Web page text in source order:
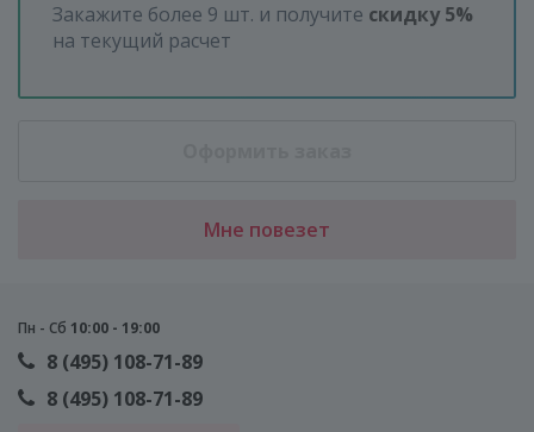
Закажите более 9 шт. и получите скидку 5%
на текущий расчет
Мне повезет
Пн - Сб 10:00 - 19:00
8 (495) 108-71-89
8 (495) 108-71-89